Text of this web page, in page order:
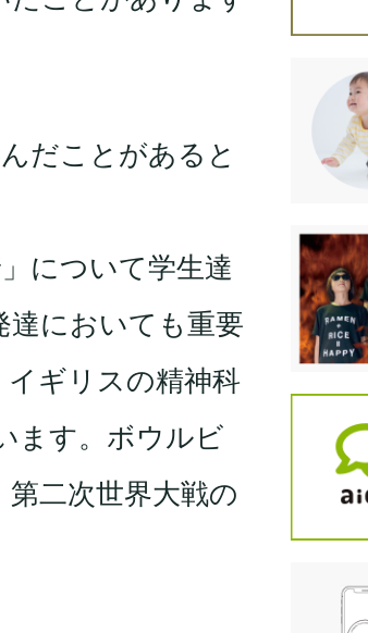
だことがあると
について学生達
達においても重要
ギリスの精神科
ます。ボウルビ
二次世界大戦の